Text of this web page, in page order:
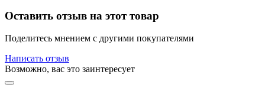
Оставить отзыв на этот товар
Поделитесь мнением с другими покупателями
Написать отзыв
Возможно, вас это заинтересует